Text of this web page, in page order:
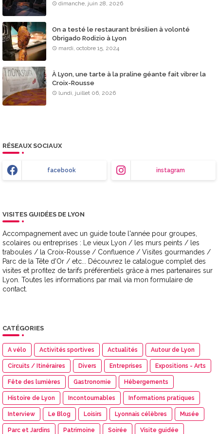
dimanche, juin 28, 2026
On a testé le restaurant brésilien à volonté
Obrigado Rodizio à Lyon
mardi, octobre 15, 2024
À Lyon, une tarte à la praline géante fait vibrer la
Croix-Rousse
lundi, juillet 06, 2026
RÉSEAUX SOCIAUX
facebook instagram
VISITES GUIDÉES DE LYON
Accompagnement avec un guide toute l'année pour groupes,
scolaires ou entreprises : Le vieux Lyon / les murs peints / les
traboules / la Croix-Rousse / Confluence / Visites gourmandes /
Parc de la Tête d'Or / etc... Découvrez le catalogue complet des
visites et profitez de tarifs préférentiels grâce à mes partenaires sur
Lyon. Toutes les informations par mail via mon formulaire de
contact.
CATÉGORIES
A vélo Activités sportives Actualités Autour de Lyon
Circuits / Itinéraires Divers Entreprises Expositions - Arts
Fête des lumières Gastronomie Hébergements
Histoire de Lyon Incontournables Informations pratiques
Interview Le Blog Loisirs Lyonnais célèbres Musée
Parc et Jardins Patrimoine Soirée Visite guidée